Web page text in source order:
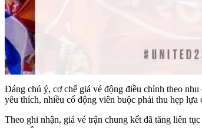
Đáng chú ý, cơ chế giá vé động điều chỉnh theo
yêu thích, nhiều cổ động viên buộc phải thu hẹp
Theo ghi nhận, giá vé trận chung kết đã tăng liên